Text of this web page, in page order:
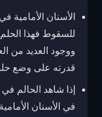
الأسنان الأمامية
للسقوط فهذا
ووجود العديد من
قدرته على وضع
إذا شاهد الحالم
في الأسنان